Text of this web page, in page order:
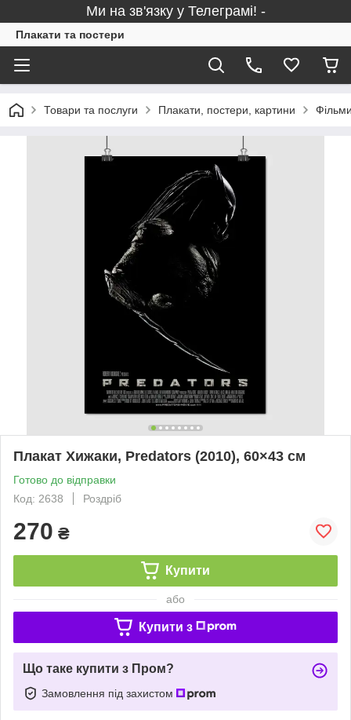
Ми на зв'язку у Телеграмі! -
Плакати та постери
Товари та послуги Плакати, постери, картини
Плакат Хижаки, Predators (2010), 60×43 см
Готово до відправки
Код: 2638
Роздріб
270 ₴
Купити
або
Купити з
Що таке купити з Пром?
Замовлення під захистом